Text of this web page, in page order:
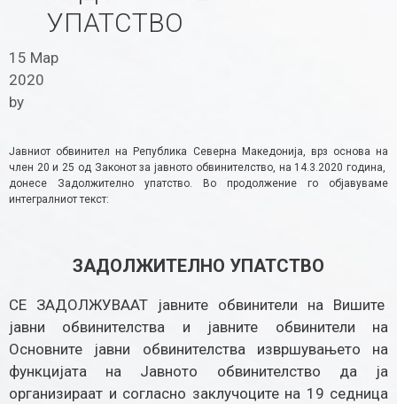
УПАТСТВО
15 Мар
2020
by
Јавниот обвинител на Република Северна Македонија, врз основа на
член 20 и 25 од Законот за јавното обвинителство, на 14.3.2020 година,
донесе Задолжително упатство. Во продолжение го објавуваме
интегралниот текст:
ЗАДОЛЖИТЕЛНО УПАТСТВО
СЕ ЗАДОЛЖУВААТ јавните обвинители на Вишите
јавни обвинителства и јавните обвинители на
Основните јавни обвинителства извршувањето на
функцијата на Јавното обвинителство да ја
организираат и согласно заклучоците на 19 седница